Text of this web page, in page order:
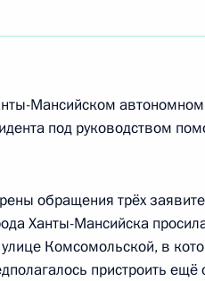
– Югре
Ханты-
Комаровой
Мансийском
под руководством
обращения трёх
Ханты-Мансийска
Комсомольской, в
пристроить